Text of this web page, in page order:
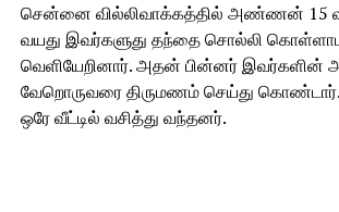
சென்னை வில்லிவாக்கத்தில் அண்ணன் 15
வயது இவர்களுது தந்தை சொல்லி
வெளியேறினார். அதன் பின்னர் இவர்களின்
வேறொருவரை திருமணம் செய்து
ஒரே வீட்டில் வசித்து வந்தனர்.